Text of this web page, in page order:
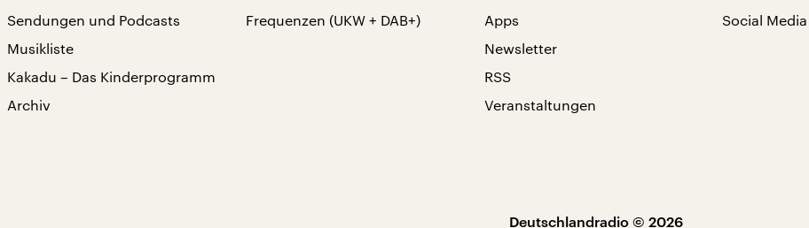
Sendungen und Podcasts
Musikliste
Kakadu – Das Kinderprogramm
Archiv
Frequenzen (UKW + DAB+)
Apps
Newsletter
RSS
Veranstaltungen
Social Media
Deutschlandradio © 2026